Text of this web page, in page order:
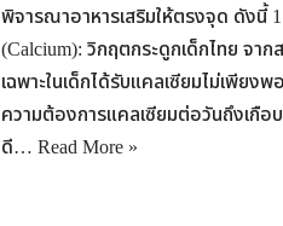
พิจารณาอาหารเสริมให้ตรงจุด ดังนี้
(Calcium): วิกฤตกระดูกเด็กไทย จา
เฉพาะในเด็กได้รับแคลเซียมไม่เพียง
ความต้องการแคลเซียมต่อวันถึงเกือบ
ดี… Read More »